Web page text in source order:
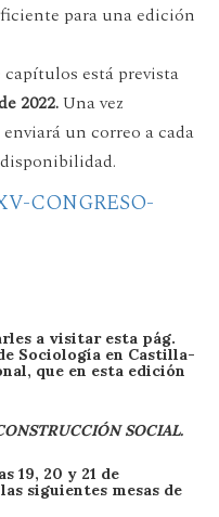
para una edición
está prevista
2022.Una vez
un correo a cada
CONGRESO-
a visitar esta pág.
Sociología en Castilla-
que en esta edición
SOCIAL.
19, 20 y 21 de
siguientes mesas de